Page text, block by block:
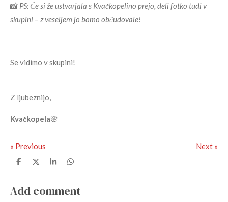
📸 PS: Če si že ustvarjala s Kvačkopelino prejo, deli fotko tudi v
skupini – z veseljem jo bomo občudovale!
Se vidimo v skupini!
Z ljubeznijo,
Kvačkopela🌸
« Previous Next »
S
r
e
S
r
e
S
r
e
S
r
e
Add comment